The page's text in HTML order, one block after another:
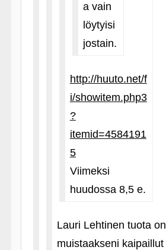
a vain
löytyisi
jostain.
http://huuto.net/f
i/showitem.php3
?
itemid=4584191
5
Viimeksi
huudossa 8,5 e.
Lauri Lehtinen tuota on
muistaakseni kaipaillut